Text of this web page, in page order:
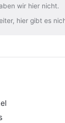
wir hier nicht.
hier gibt es